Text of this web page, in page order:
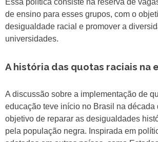
Essa política consiste na reserva de
de ensino para esses grupos, com o
desigualdade racial e promover a
universidades.
A história das quotas raciais na
A discussão sobre a implementação de
educação teve início no Brasil na década
objetivo de reparar as desigualdades
pela população negra. Inspirada em